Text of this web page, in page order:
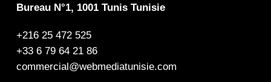
Bureau N°1, 1001 Tunis Tunisie
+216 25 472 525
+33 6 79 64 21 86
commercial@webmediatunisie.com